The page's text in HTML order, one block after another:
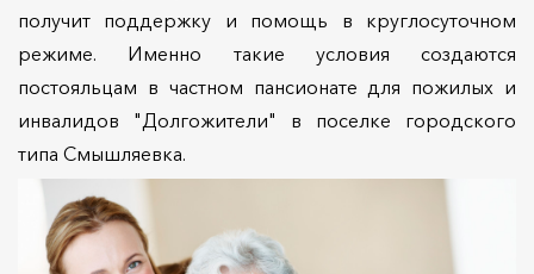
получит поддержку и помощь в круглосуточном
режиме. Именно такие условия создаются
постояльцам в частном пансионате для пожилых и
инвалидов "Долгожители" в поселке городского
типа Смышляевка.